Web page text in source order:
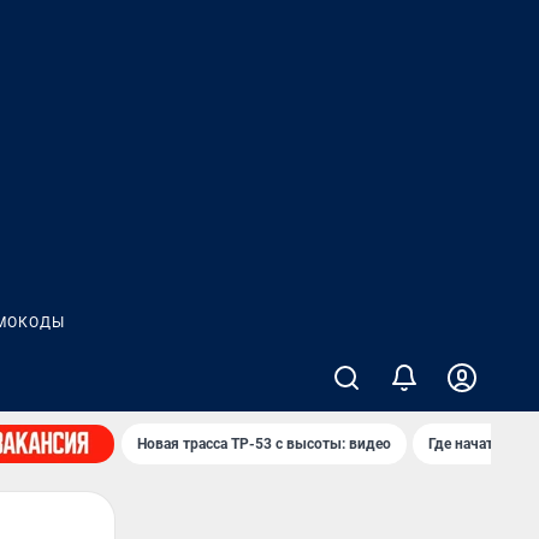
Новая трасса ТР-53 с высоты: видео Где начать